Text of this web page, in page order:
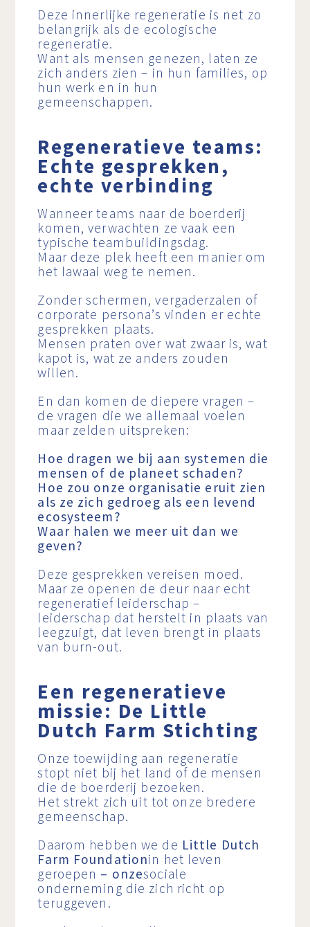
Deze innerlijke regeneratie is net zo
belangrijk als de ecologische
regeneratie.
Want als mensen genezen, laten ze
zich anders zien – in hun families, op
hun werk en in hun
gemeenschappen.
Regeneratieve teams:
Echte gesprekken,
echte verbinding
Wanneer teams naar de boerderij
komen, verwachten ze vaak een
typische teambuildingsdag.
Maar deze plek heeft een manier om
het lawaai weg te nemen.
Zonder schermen, vergaderzalen of
corporate persona’s vinden er echte
gesprekken plaats.
Mensen praten over wat zwaar is, wat
kapot is, wat ze anders zouden
willen.
En dan komen de diepere vragen –
de vragen die we allemaal voelen
maar zelden uitspreken:
Hoe dragen we bij aan systemen die
mensen of de planeet schaden?
Hoe zou onze organisatie eruit zien
als ze zich gedroeg als een levend
ecosysteem?
Waar halen we meer uit dan we
geven?
Deze gesprekken vereisen moed.
Maar ze openen de deur naar echt
regeneratief leiderschap –
leiderschap dat herstelt in plaats van
leegzuigt, dat leven brengt in plaats
van burn-out.
Een regeneratieve
missie: De Little
Dutch Farm Stichting
Onze toewijding aan regeneratie
stopt niet bij het land of de mensen
die de boerderij bezoeken.
Het strekt zich uit tot onze bredere
gemeenschap.
Daarom hebben we de Little Dutch
Farm Foundationin het leven
geroepen – onzesociale
onderneming die zich richt op
teruggeven.